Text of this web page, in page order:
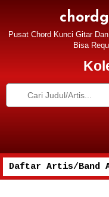
Pusat Chord Kunci Gitar
Bisa